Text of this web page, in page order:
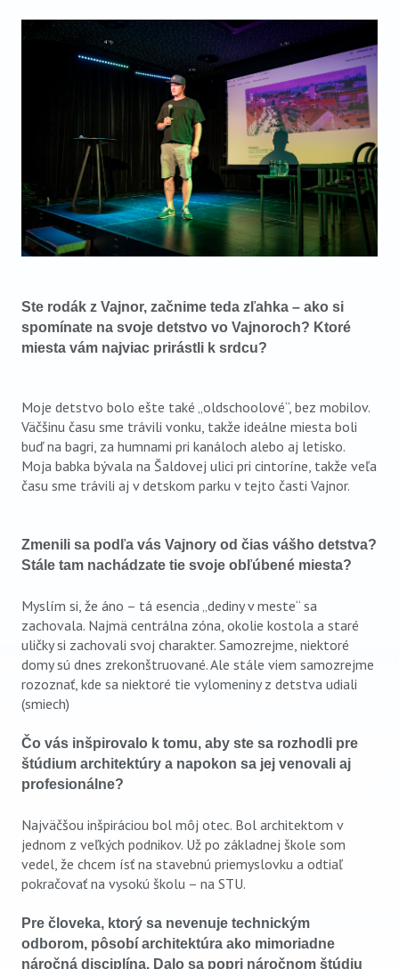
Ste rodák z Vajnor, začnime teda zľahka – ako si
spomínate na svoje detstvo vo Vajnoroch? Ktoré
miesta vám najviac prirástli k srdcu?
Moje detstvo bolo ešte také „oldschoolové“, bez mobilov.
Väčšinu času sme trávili vonku, takže ideálne miesta boli
buď na bagri, za humnami pri kanáloch alebo aj letisko.
Moja babka bývala na Šaldovej ulici pri cintoríne, takže veľa
času sme trávili aj v detskom parku v tejto časti Vajnor.
Zmenili sa podľa vás Vajnory od čias vášho detstva?
Stále tam nachádzate tie svoje obľúbené miesta?
Myslím si, že áno – tá esencia „dediny v meste“ sa
zachovala. Najmä centrálna zóna, okolie kostola a staré
uličky si zachovali svoj charakter. Samozrejme, niektoré
domy sú dnes zrekonštruované. Ale stále viem samozrejme
rozoznať, kde sa niektoré tie vylomeniny z detstva udiali
(smiech)
Čo vás inšpirovalo k tomu, aby ste sa rozhodli pre
štúdium architektúry a napokon sa jej venovali aj
profesionálne?
Najväčšou inšpiráciou bol môj otec. Bol architektom v
jednom z veľkých podnikov. Už po základnej škole som
vedel, že chcem ísť na stavebnú priemyslovku a odtiaľ
pokračovať na vysokú školu – na STU.
Pre človeka, ktorý sa nevenuje technickým
odborom, pôsobí architektúra ako mimoriadne
náročná disciplína. Dalo sa popri náročnom štúdiu